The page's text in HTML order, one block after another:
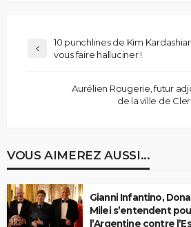
10 punchlines de Kim
vous faire halluciner !
Aurélien Rougerie, futur
de la ville de
VOUS AIMEREZ AUSSI...
Gianni Infantino,
Milei s’entendent
l’Argentine contre